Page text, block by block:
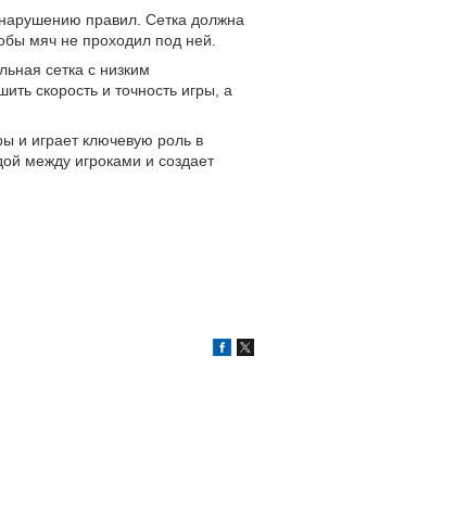
правил. Сетка должна
мяч не проходил под ней.
сетка с низким
скорость и точность игры, а
и играет ключевую роль в
между игроками и создает